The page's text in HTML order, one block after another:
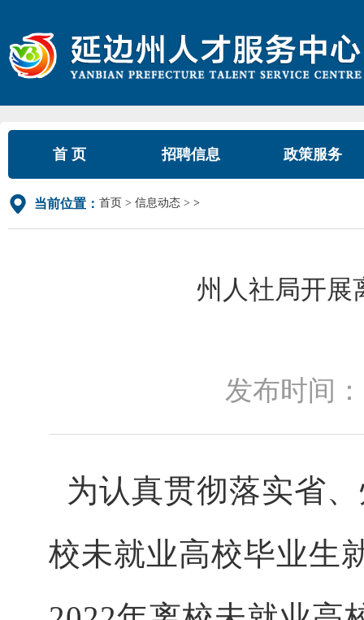
首 页 招聘信息 政策服务
当前位置： 首页 信息动态 >
州人社局开展
发布时间：
为认真贯彻落实省
校未就业高校毕业生